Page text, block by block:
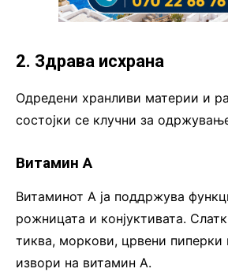
2. Здрава исхрана
Одредени хранливи материи и
состојки се клучни за
Витамин А
Витаминот А ја поддржува
рожницата и конјуктивата.
тиква, моркови, црвени пиперки
извори на витамин А.